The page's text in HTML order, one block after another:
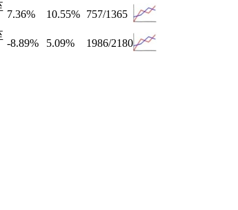
7.36% 10.55% 757/1365
-8.89% 5.09% 1986/2180